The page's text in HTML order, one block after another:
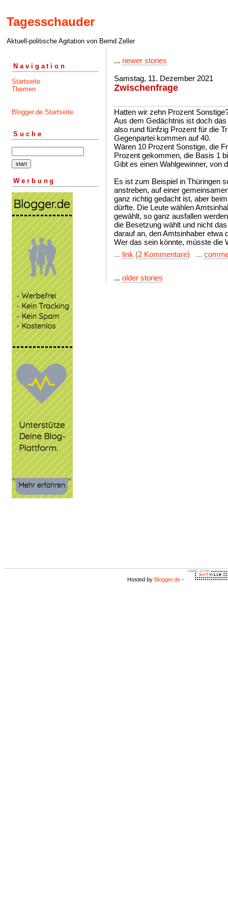
Tagesschauder
Aktuell-politische Agitation von Bernd Zeller
Navigation
Startseite
Themen
Blogger.de Startseite
Suche
Werbung
... newer stories
Samstag, 11. Dezember 2021
Zwischenfrage
Hatten wir zehn Prozent
Aus dem Gedächtnis ist doch
also rund fünfzig Prozent für die
Gegenpartei kommen auf 40.
Wären 10 Prozent Sonstige, die
Prozent gekommen, die Basis 1
Gibt es einen Wahlgewinner, von
Es ist zum Beispiel in Thüringen
anstreben, auf einer
ganz richtig gedacht ist, aber
dürfte. Die Leute wählen
gewählt, so ganz ausfallen
die Besetzung wählt und nicht
darauf an, den Amtsinhaber etwa
Wer das sein könnte, müsste die
... link (2 Kommentare) ...
... older stories
Hosted by Blogger.de -